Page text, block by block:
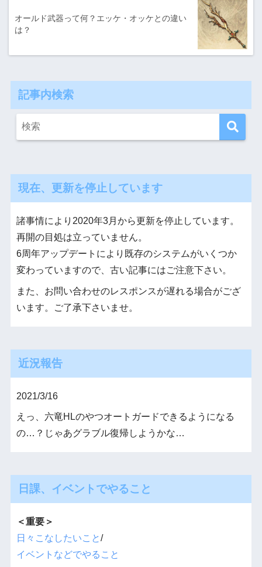
オールド武器って何？エッケ・オッケとの違い
は？
記事内検索
現在、更新を停止しています
諸事情により2020年3月から更新を停止しています。
再開の目処は立っていません。
6周年アップデートにより既存のシステムがいくつか
変わっていますので、古い記事にはご注意下さい。
また、お問い合わせのレスポンスが遅れる場合がござ
います。ご了承下さいませ。
近況報告
2021/3/16
えっ、六竜HLのやつオートガードできるようになる
の…？じゃあグラブル復帰しようかな…
日課、イベントでやること
＜重要＞
日々こなしたいこと/
イベントなどでやること